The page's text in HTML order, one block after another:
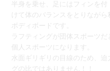
半身を乗せ、足にはフィンを付
けて体のバランスをとりなが
ボディボードです。
ラフティングが団体スポーツ
個人スポーツになります。
水面ギリギリの目線のため、
グの比ではありません！！